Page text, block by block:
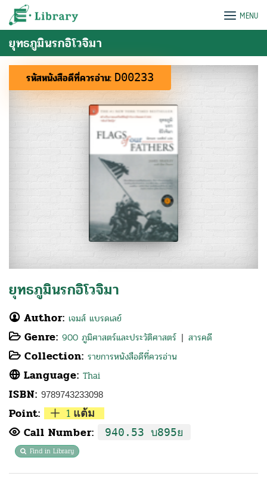
Skip
e-Library MENU
ยุทธภูมินรกอิโวจิมา
รหัสหนังสือดีที่ควรอ่าน: D00233
ยุทธภูมินรกอิโวจิมา
Author: เจมส์ แบรดเลย์
Genre: 900 ภูมิศาสตร์และประวัติศาสตร์ | สารคดี
Collection: รายการหนังสือดีที่ควรอ่าน
Language: Thai
ISBN: 9789743233098
Point: 1 แต้ม
Call Number: 940.53 บ895ย
Find in Library